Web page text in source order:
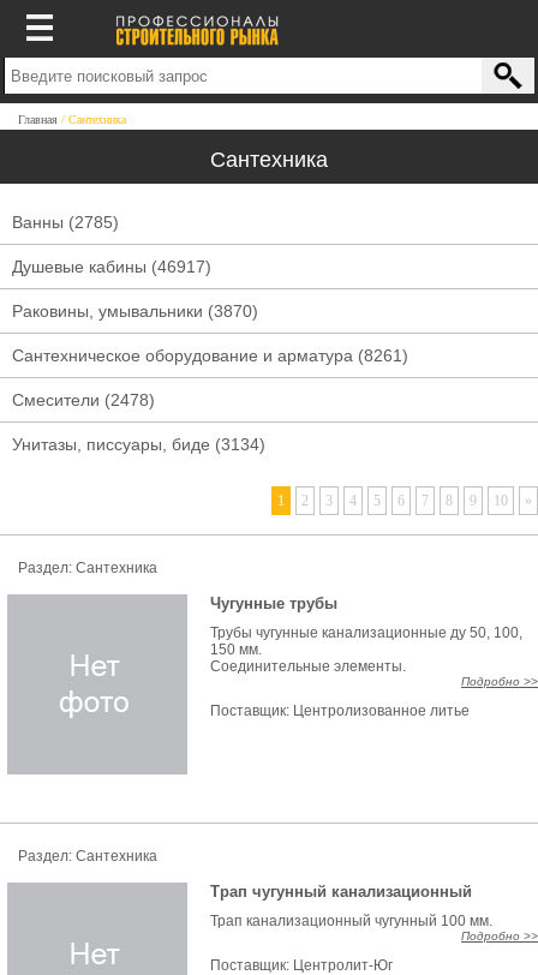
Главная Сантехника
Сантехника
Ванны (2785)
Душевые кабины (46917)
Раковины, умывальники (3870)
Сантехническое оборудование и арматура (8261)
Смесители (2478)
Унитазы, писсуары, биде (3134)
1 2 3 4 5 6 7 8 9 10 »
Раздел: Сантехника
Чугунные трубы
Трубы чугунные канализационные ду 50, 100,
150 мм.
Соединительные элементы.
Подробно >>
Поставщик: Центролизованное литье
Раздел: Сантехника
Трап чугунный канализационный
Трап канализационный чугунный 100 мм.
Подробно >>
Поставщик: Центролит-Юг